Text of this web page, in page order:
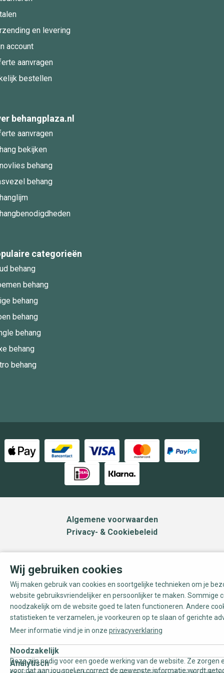
en levering
account
aanvragen
bestellen
behangplaza.nl
aanvragen
bekijken
behang
behang
categorieën
behang
behang
behang
behang
behang
behang
behang
Algemene voorwaarden
Privacy- & Cookiebeleid
Wij gebruiken cookies
Wij maken gebruik van cookies en soortgelijke technieken om je
website gebruiksvriendelijker en persoonlijker te maken. Sommige
noodzakelijk om de website goed te laten functioneren. Andere
statistieken te verzamelen, je voorkeuren op te slaan of gerichte
Meer informatie vind je in onze privacyverklaring
Noodzakelijk
Deze zijn nodig voor een goede werking van de website. Ze zorgen
voor dat aan jou snel en correct de gewenste informatie wordt
Analytisch